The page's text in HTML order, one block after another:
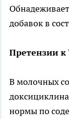
добавок в
Претензии
В молочных
нормы по